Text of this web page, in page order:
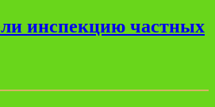
инспекцию частных